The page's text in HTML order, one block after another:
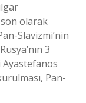
son olarak
Slavizmi’nin
3
Ayastefanos
Pan-